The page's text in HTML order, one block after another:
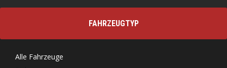
FAHRZEUGTYP
Alle Fahrzeuge